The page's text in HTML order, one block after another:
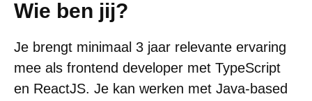
Wie ben jij?
Je brengt minimaal 3 jaar relevante ervaring
mee als frontend developer met TypeScript
en ReactJS. Je kan werken met Java-based